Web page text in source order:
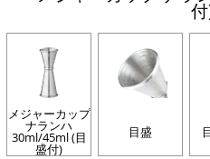
メジャーカップ
ナランハ
30ml/45ml (目
盛付)
目盛